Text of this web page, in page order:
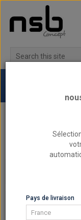
RC
Pays de livraison